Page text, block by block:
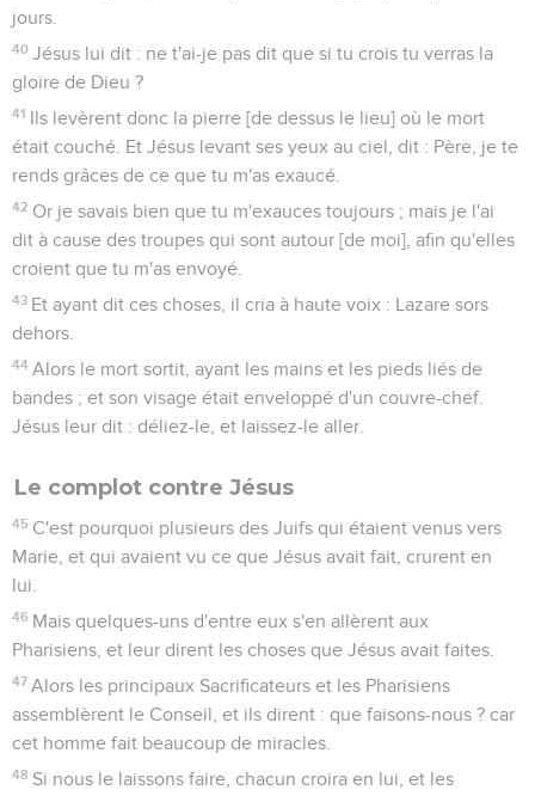
jours.
40 Jésus lui dit : ne t'ai-je pas dit que si tu crois tu verras la
gloire de Dieu ?
41 Ils levèrent donc la pierre [de dessus le lieu] où le mort
était couché. Et Jésus levant ses yeux au ciel, dit : Père, je te
rends grâces de ce que tu m'as exaucé.
42 Or je savais bien que tu m'exauces toujours ; mais je l'ai
dit à cause des troupes qui sont autour [de moi], afin qu'elles
croient que tu m'as envoyé.
43 Et ayant dit ces choses, il cria à haute voix : Lazare sors
dehors.
44 Alors le mort sortit, ayant les mains et les pieds liés de
bandes ; et son visage était enveloppé d'un couvre-chef.
Jésus leur dit : déliez-le, et laissez-le aller.
Le complot contre Jésus
45 C'est pourquoi plusieurs des Juifs qui étaient venus vers
Marie, et qui avaient vu ce que Jésus avait fait, crurent en
lui.
46 Mais quelques-uns d'entre eux s'en allèrent aux
Pharisiens, et leur dirent les choses que Jésus avait faites.
47 Alors les principaux Sacrificateurs et les Pharisiens
assemblèrent le Conseil, et ils dirent : que faisons-nous ? car
cet homme fait beaucoup de miracles.
48 Si nous le laissons faire, chacun croira en lui, et les